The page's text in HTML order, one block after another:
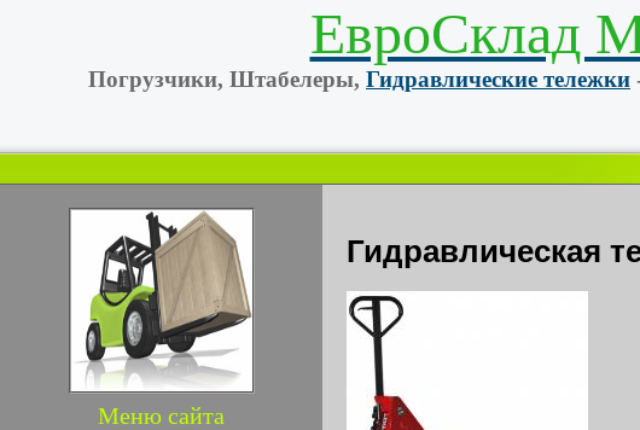
ЕвроСклад
Погрузчики, Штабелеры, Гидравлические тележки
Меню сайта
Гидравлическая